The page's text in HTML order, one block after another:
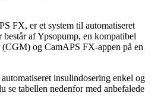
FX, er et system til automatiseret
af Ypsopump, en kompatibel
og CamAPS FX-appen på en
insulindosering enkel og
se tabellen nedenfor med anbefalede